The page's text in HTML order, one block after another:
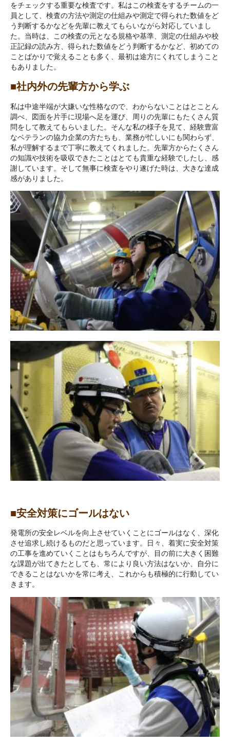
をチェックする重要な検査です。私はこの検査をするチームの一
員として、検査の方法や測定の仕組みや測定で得られた数値をど
う判断するかなどを先輩に教えてもらいながら対応していまし
た。当時は、この検査の元となる規格や基準、測定の仕組みや校
正記録の読み方、得られた数値をどう判断するかなど、初めての
ことばかりで覚えることも多く、最初は途方にくれてしまうこと
もありました。
■社内外の先輩方から学ぶ
私は中途半端が大嫌いな性格なので、わからないことはとことん
調べ、図面を片手に現場へ足を運び、周りの先輩にもたくさん質
問をして教えてもらいました。そんな私の様子を見て、経験豊富
なベテランの協力企業の方たちも、業務が忙しいにも関わらず、
私が理解するまで丁寧に教えてくれました。先輩方からたくさん
の知識や技術を吸収できたことはとても貴重な経験でしたし、感
謝しています。そして無事に検査をやり遂げた時は、大きな達成
感がありました。
■安全対策にゴールはない
発電所の安全レベルを向上させていくことにゴールはなく、深化
させ追求し続けるものだと思っています。日々、着実に安全対策
の工事を進めていくことはもちろんですが、目の前に大きく困難
な課題が出てきたとしても、常により良い方法はないか、自分に
できることはないかを常に考え、これからも積極的に行動してい
きます。